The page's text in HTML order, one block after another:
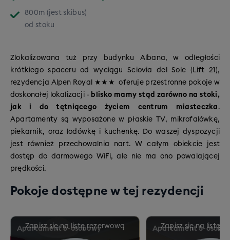
snowparków w Europie –
Jazda odbywa się tu na wysokościach od 1816 m do
29% tras łatwych – idealnych do nauki i
rozgrzewki
57% tras średnich – komfortowe zjazdy dla
średniozaawansowanych
14% tras trudnych – dla fanów większych
wyzwań i mocniejszych wrażeń
800m (jest skibus)
od stoku
Zlokalizowana tuż przy budynku Albana, w odległości
krótkiego spaceru od wyciągu Sciovia del Sole (Lift 21),
rezydencja Alpen Royal ★★★ oferuje przestronne pokoje w
doskonałej lokalizacji - blisko mamy stąd zarówno na stoki,
jak i do tętniącego życiem centrum miasteczka.
Apartamenty są wyposażone w płaskie TV, mikrofalówkę,
piekarnik, oraz lodówkę i kuchenkę. Do waszej dyspozycji
jest również przechowalnia nart. W całym obiekcie jest
dostęp do darmowego WiFi, ale nie ma ono powalającej
prędkości.
Pokoje dostępne w tej rezydencji
Apartament 6-osobowy Apartament 5-